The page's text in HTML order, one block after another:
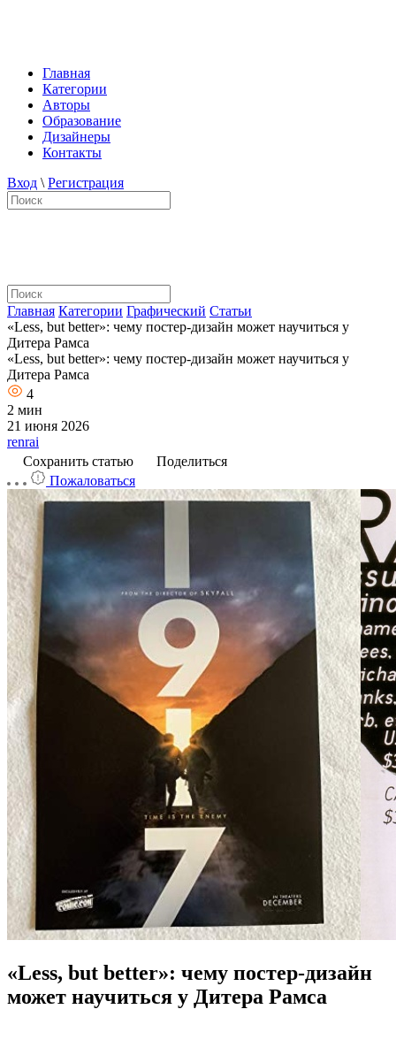
Главная
Категории
Авторы
Образование
Дизайнеры
Контакты
Вход \ Регистрация
Главная Категории Графический Статьи
«Less, but better»: чему постер-дизайн может научиться у
Дитера Рамса
«Less, but better»: чему постер-дизайн может научиться у
Дитера Рамса
4
2 мин
21 июня 2026
renrai
Сохранить статью
Поделиться
Пожаловаться
«Less, but better»: чему постер-дизайн
может научиться у Дитера Рамса